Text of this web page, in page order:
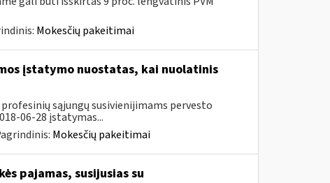
Mokesčių pakeitimai
įstatymo nuostatas, kai nuolatinis
sąjungų susivienijimams pervesto
06-28 įstatymas...
Mokesčių pakeitimai
pajamas, susijusias su